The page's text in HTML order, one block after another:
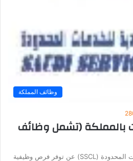
وظائف المملكة
بالمملكة (تشمل وظائف
أعلنت الشركة السعودية للخدمات المحدودة (SSCL) عن توفر فرص وظيفية